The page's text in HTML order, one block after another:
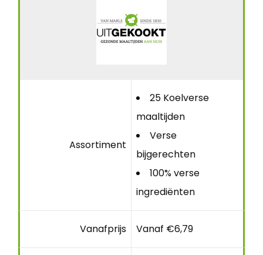
Assortiment
25 Koelverse
maaltijden
Verse
bijgerechten
100% verse
ingrediënten
Vanafprijs Vanaf €6,79